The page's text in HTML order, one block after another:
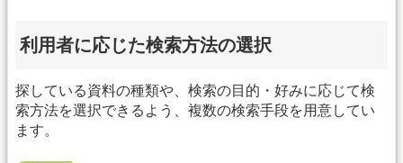
利用者に応じた検索方法の選択
探している資料の種類や、検索の目的・好みに応じて検
索方法を選択できるよう、複数の検索手段を用意してい
ます。